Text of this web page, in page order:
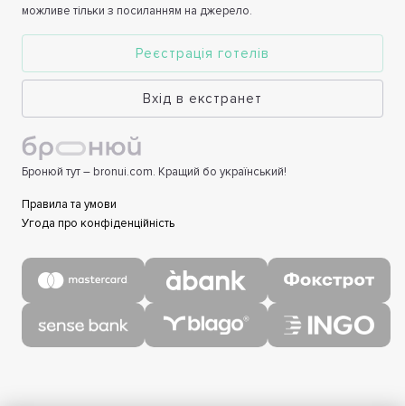
можливе тільки з посиланням на джерело.
Реєстрація готелів
Вхід в екстранет
Бронюй тут – bronui.com. Кращий бо український!
Правила та умови
Угода про конфіденційність